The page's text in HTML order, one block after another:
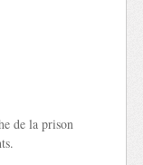
de la prison